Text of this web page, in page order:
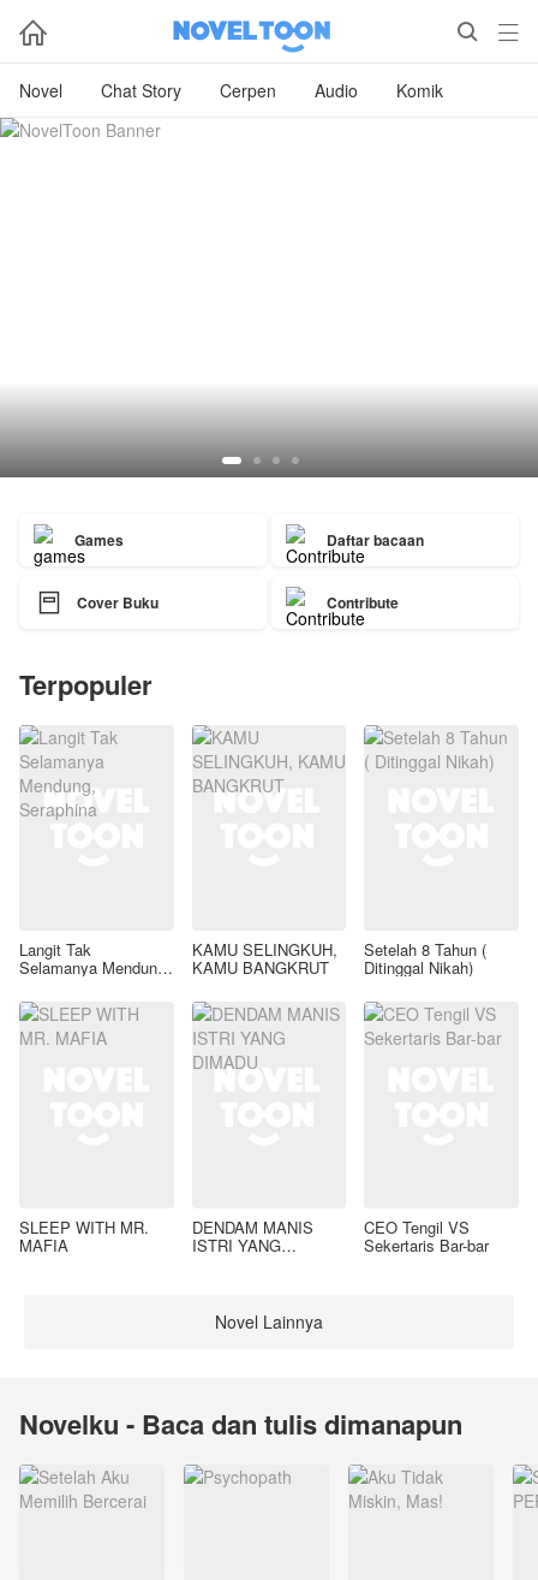
  
Novel Chat Story Cerpen Audio Komik
Games Daftar bacaan
 Cover Buku Contribute
Terpopuler
Langit Tak
Selamanya Mendung,
KAMU SELINGKUH,
KAMU BANGKRUT
Setelah 8 Tahun (
Ditinggal Nikah)
SLEEP WITH MR.
MAFIA
DENDAM MANIS
ISTRI YANG
CEO Tengil VS
Sekertaris Bar-bar
Novel Lainnya
Novelku - Baca dan tulis dimanapun